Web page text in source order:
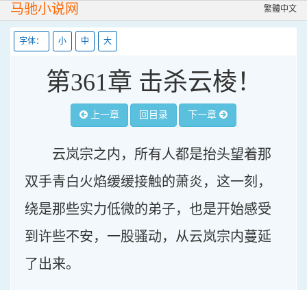
马驰小说网 繁體中文
字体： 小 中 大
第361章 击杀云棱！
上一章 回目录 下一章
云岚宗之内，所有人都是抬头望着那
双手青白火焰缓缓接触的萧炎，这一刻，
绕是那些实力低微的弟子，也是开始感受
到许些不安，一股骚动，从云岚宗内蔓延
了出来。